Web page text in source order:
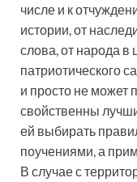
числе и к
истории, от
слова, от народа в
патриотического
и просто не может
свойственны
ей выбирать
поучениями, а
В случае с